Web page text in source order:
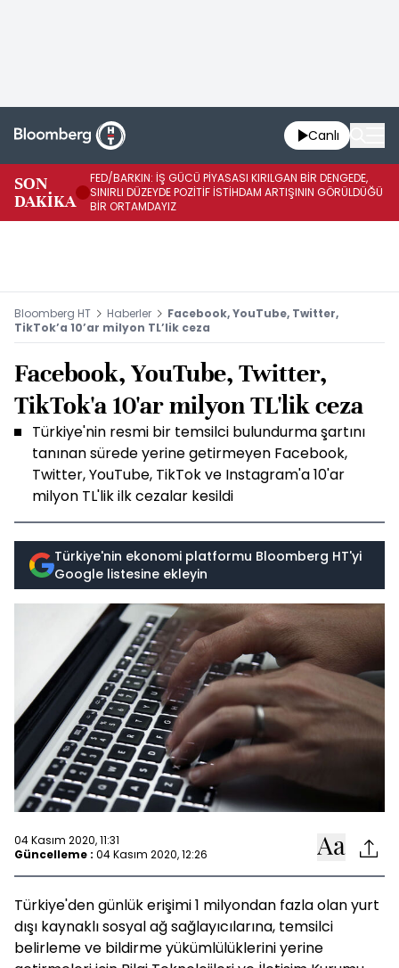
Canlı
SON
DAKİKA
FED/BARKIN: İŞ GÜCÜ PİYASASI KIRILGAN BİR DENGEDE,
SINIRLI DÜZEYDE POZİTİF İSTİHDAM ARTIŞININ GÖRÜLDÜĞÜ
BİR ORTAMDAYIZ
Bloomberg HT Haberler
Facebook, YouTube, Twitter,
TikTok’a 10’ar milyon TL’lik ceza
Facebook, YouTube, Twitter,
TikTok'a 10'ar milyon TL'lik ceza
Türkiye'nin resmi bir temsilci bulundurma şartını
tanınan sürede yerine getirmeyen Facebook,
Twitter, YouTube, TikTok ve Instagram'a 10'ar
milyon TL'lik ilk cezalar kesildi
Türkiye'nin ekonomi platformu Bloomberg HT'yi
Google listesine ekleyin
04 Kasım 2020, 11:31
Güncelleme : 04 Kasım 2020, 12:26
Türkiye'den günlük erişimi 1 milyondan fazla olan yurt
dışı kaynaklı sosyal ağ sağlayıcılarına, temsilci
belirleme ve bildirme yükümlülüklerini yerine